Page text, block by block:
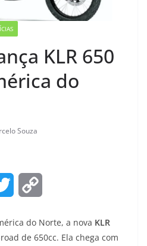
KLR 650
do
Souza
i
p
do Norte, a nova KLR
de 650cc. Ela chega com